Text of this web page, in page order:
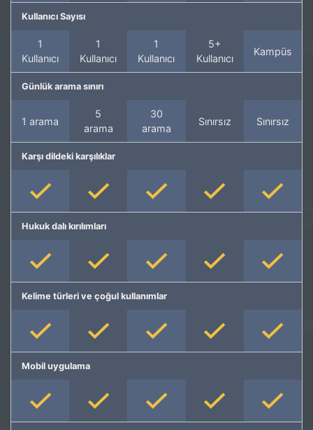
Kullanıcı Sayısı
1
Kullanıcı
1
Kullanıcı
1
Kullanıcı
5+
Kullanıcı
Kampüs
Günlük arama sınırı
1 arama
5
arama
30
arama
Sınırsız Sınırsız
Karşı dildeki karşılıklar
Hukuk dalı kırılımları
Kelime türleri ve çoğul kullanımlar
Mobil uygulama